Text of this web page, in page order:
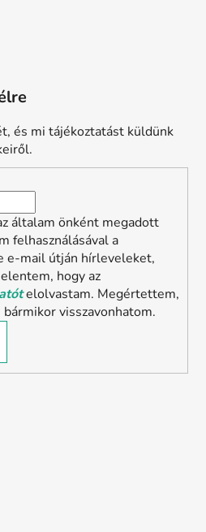
és mi tájékoztatást küldünk
általam önként megadott
felhasználásával a
e-mail útján hírleveleket,
hogy az
elolvastam. Megértettem,
visszavonhatom.